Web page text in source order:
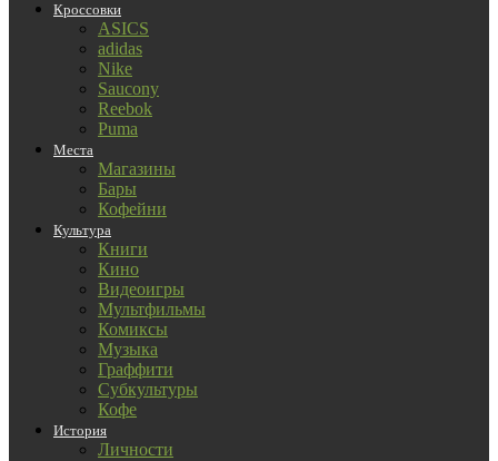
Кроссовки
ASICS
adidas
Nike
Saucony
Reebok
Puma
Места
Магазины
Бары
Кофейни
Культура
Книги
Кино
Видеоигры
Мультфильмы
Комиксы
Музыка
Граффити
Субкультуры
Кофе
История
Личности